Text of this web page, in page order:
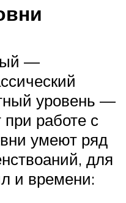
—
уровень —
работе с
умеют ряд
для
и времени: